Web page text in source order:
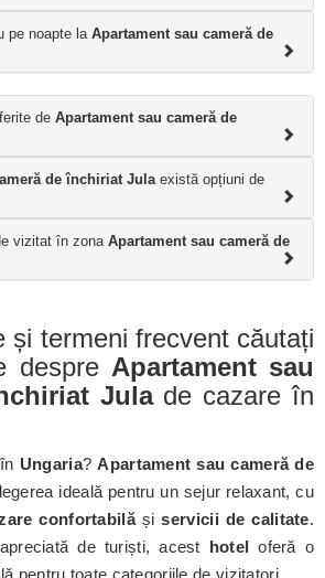
pe noapte la Apartament sau cameră de
de Apartament sau cameră de
de închiriat Jula există opțiuni de
vizitat în zona Apartament sau cameră de
și termeni frecvent căutați
despre Apartament sau
Julade cazare în
Ungaria?Apartament sau cameră de
ideală pentru un sejur relaxant, cu
confortabilășiservicii de calitate.
de turiști, acest hotel oferă o
pentru toate categoriile de vizitatori.